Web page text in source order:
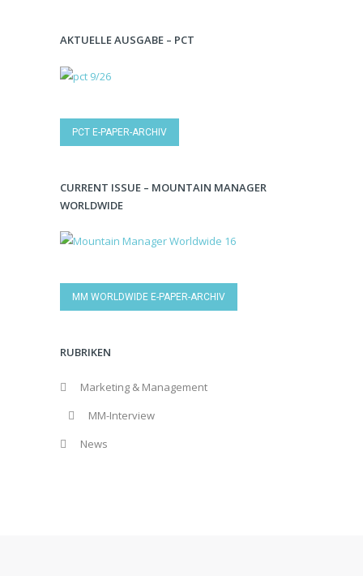
AKTUELLE AUSGABE – PCT
PCT E-PAPER-ARCHIV
CURRENT ISSUE – MOUNTAIN MANAGER
WORLDWIDE
MM WORLDWIDE E-PAPER-ARCHIV
RUBRIKEN
Marketing & Management
MM-Interview
News